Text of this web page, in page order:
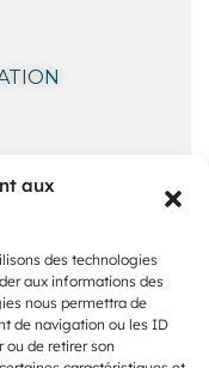
aux
des technologies
aux informations des
nous permettra de
de navigation ou les ID
ou de retirer son